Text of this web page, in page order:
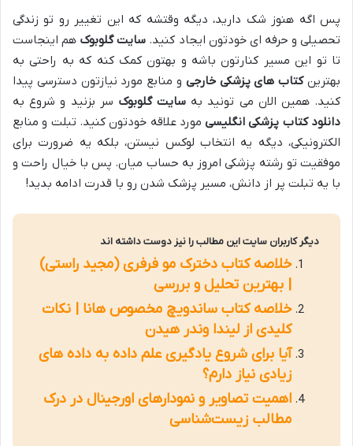
پس اگه هنوز شک دارید، دیگه وقتشه که این تغییر رو تو زندگی
تحصیلی و حرفه ای خودتون ایجاد کنید. سایت گلوبوک هم اینجاست
تا تو این مسیر کنارتون باشه و بهتون کمک کنه که به راحتی به
بهترینکتاب های پزشکی خارجی و منابع مورد نیازتون دسترسی پیدا
کنید. همین الان می تونید به سایت گلوبوک سر بزنید و شروع به
دانلود کتاب پزشکی انگلیسیمورد علاقه خودتون کنید. تبلت و منابع
الکترونیکی، دیگه یه انتخاب لوکس نیستن، بلکه یه ضرورت برای
موفقیت تو رشته پزشکی امروز به حساب میان. پس با خیال راحت و
با یه تبلت پر از دانش، مسیر پزشک شدن رو با قدرت ادامه بدید!
دیگر کاربران سایت این مطالب را نیز دوست داشته اند
خلاصه کتاب دخترک مو فرفری (مجید راستی)
| بهترین تحلیل و بررسی
خلاصه کتاب ساندویچ مخصوص هانا | نکات
کلیدی از لیندا وندر هیدن
آیا برای شروع یادگیری علم داده به داده های
زیادی نیاز دارم؟
اهمیت تصاویر و نمودارهای اورجینال در درک
مطالب زیست‌شناسی